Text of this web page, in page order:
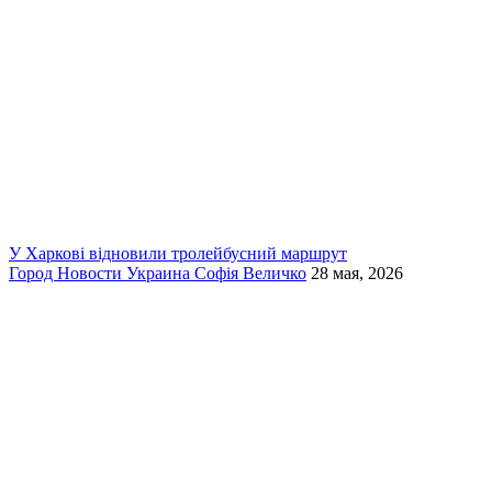
У Харкові відновили тролейбусний маршрут
Город Новости Украина Софія Величко 28 мая, 2026